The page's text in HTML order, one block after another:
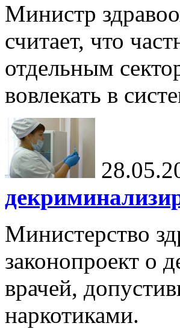
Министр
считает, что
отдельным
вовлекать в
Министерство
законопроект о
врачей,
наркотиками.